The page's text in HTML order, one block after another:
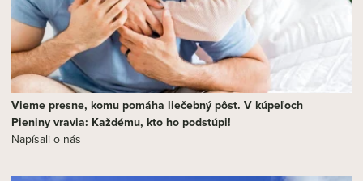
Vieme presne, komu pomáha liečebný pôst. V kúpeľoch
Pieniny vravia: Každému, kto ho podstúpi!
Napísali o nás